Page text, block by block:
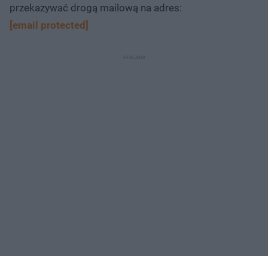
przekazywać drogą mailową na adres:
[email protected]